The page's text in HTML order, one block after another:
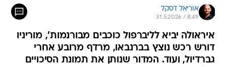
אוריאל דסקל
31.5.2026 / 8:49
איראולה יביא לליברפול כוכבים מבורנמות', מוריניו
דורש רכש נוצץ בברנבאו, מרדף מרובע אחרי
גברדיול, ועוד. המדור שנותן את תמונת הסיכויים